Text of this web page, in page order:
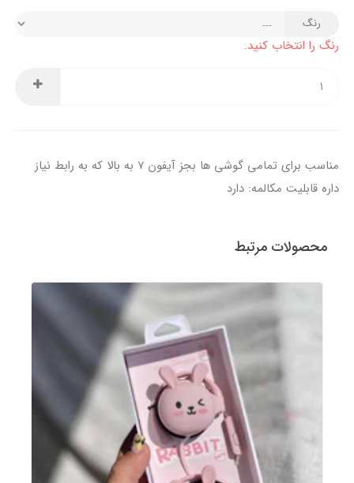
رنگ
رنگ را انتخاب کنید.
مناسب برای تمامی گوشی ها بجز آیفون ۷ به بالا که به رابط نیاز
داره قابلیت مکالمه: دارد
محصولات مرتبط